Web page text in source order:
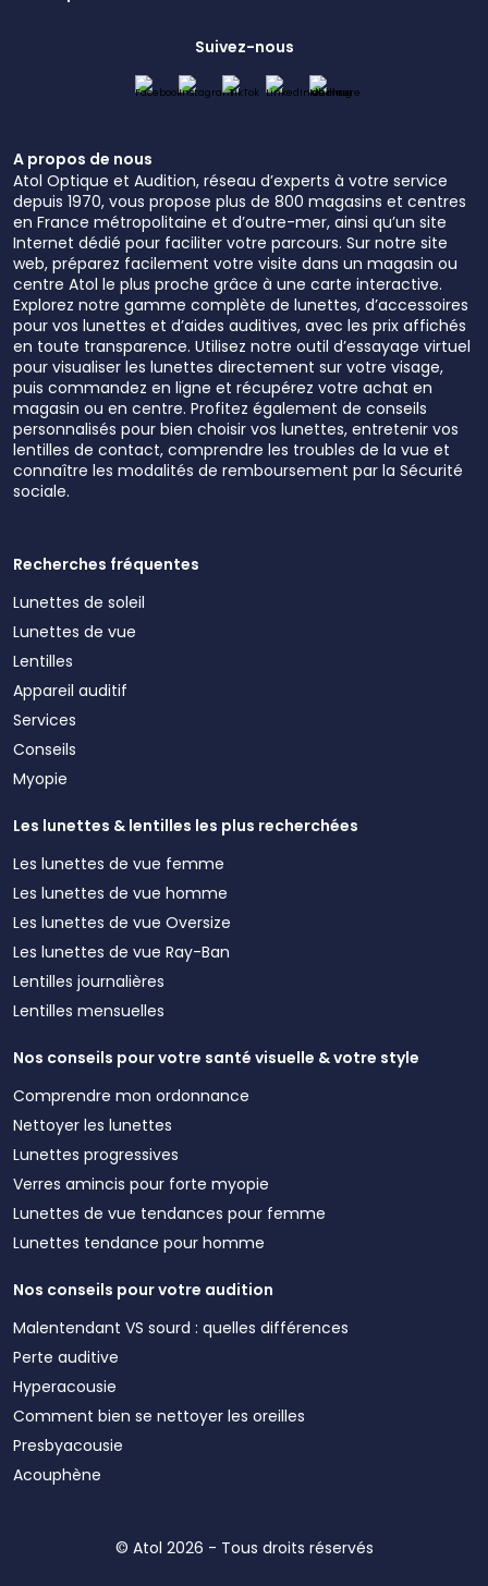
Suivez-nous
A propos de nous
Atol Optique et Audition, réseau d’experts à votre service
depuis 1970, vous propose plus de 800 magasins et centres
en France métropolitaine et d’outre-mer, ainsi qu’un site
Internet dédié pour faciliter votre parcours. Sur notre site
web, préparez facilement votre visite dans un magasin ou
centre Atol le plus proche grâce à une carte interactive.
Explorez notre gamme complète de lunettes, d’accessoires
pour vos lunettes et d’aides auditives, avec les prix affichés
en toute transparence. Utilisez notre outil d’essayage virtuel
pour visualiser les lunettes directement sur votre visage,
puis commandez en ligne et récupérez votre achat en
magasin ou en centre. Profitez également de conseils
personnalisés pour bien choisir vos lunettes, entretenir vos
lentilles de contact, comprendre les troubles de la vue et
connaître les modalités de remboursement par la Sécurité
sociale.
Recherches fréquentes
Lunettes de soleil
Lunettes de vue
Lentilles
Appareil auditif
Services
Conseils
Myopie
Les lunettes & lentilles les plus recherchées
Les lunettes de vue femme
Les lunettes de vue homme
Les lunettes de vue Oversize
Les lunettes de vue Ray-Ban
Lentilles journalières
Lentilles mensuelles
Nos conseils pour votre santé visuelle & votre style
Comprendre mon ordonnance
Nettoyer les lunettes
Lunettes progressives
Verres amincis pour forte myopie
Lunettes de vue tendances pour femme
Lunettes tendance pour homme
Nos conseils pour votre audition
Malentendant VS sourd : quelles différences
Perte auditive
Hyperacousie
Comment bien se nettoyer les oreilles
Presbyacousie
Acouphène
© Atol 2026 - Tous droits réservés